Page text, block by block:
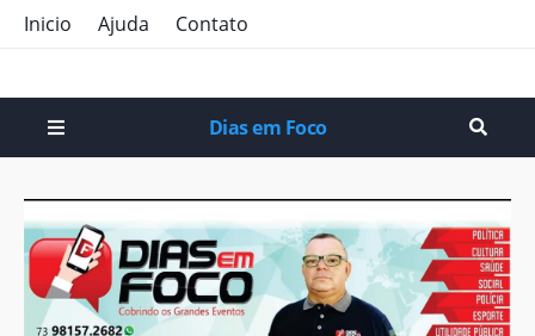
Inicio Ajuda Contato
Dias em Foco